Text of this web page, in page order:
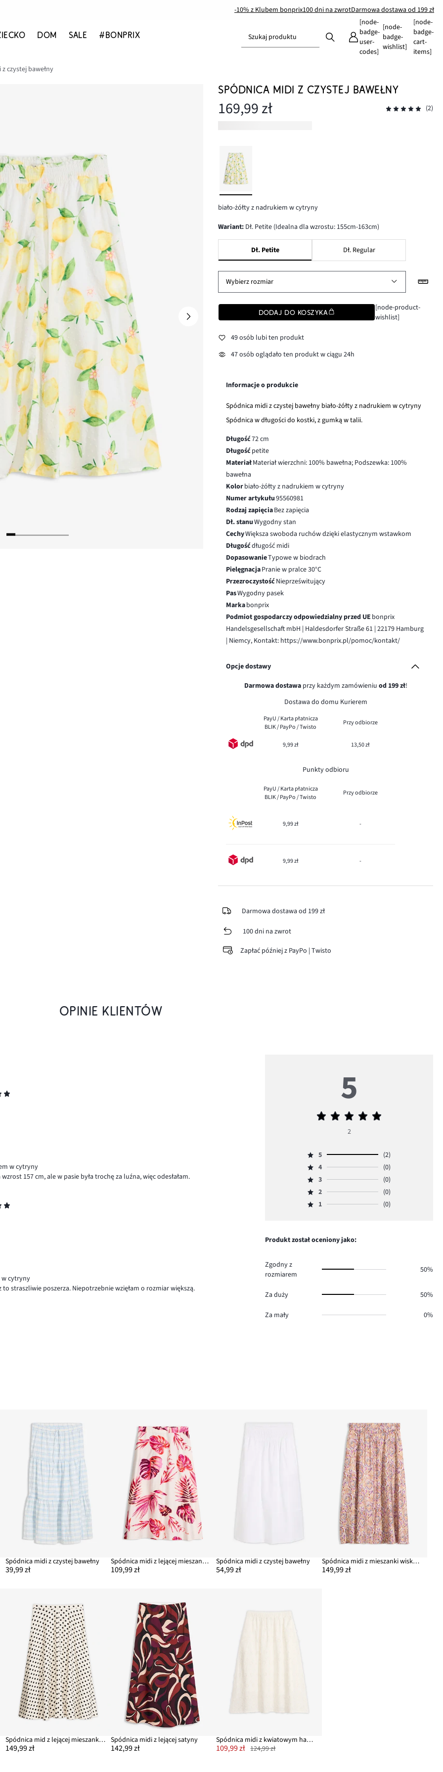
-10% z Klubem bonprix100 dni na zwrotDarmowa dostawa od 199 zł
DOM SALE #BONPRIX Szukaj produktu
[node-
badge-
user-
codes]
[node-
badge-
wishlist]
[node-
badge-
cart-
items]
czystej bawełny
SPÓDNICA MIDI Z CZYSTEJ BAWEŁNY
169,99 zł (2)
biało-żółty z nadrukiem w cytryny
wariant: Dł. Petite (Idealna dla wzrostu: 155cm-163cm)
Dł. Petite Dł. Regular
Wybierz rozmiar
DODAJ DO KOSZYKA
[node-product-
wishlist]
49 osób lubi ten produkt
47 osób oglądało ten produkt w ciągu 24h
Informacje o produkcie
Spódnica midi z czystej bawełny biało-żółty z nadrukiem w cytryny
Spódnica w długości do kostki, z gumką w talii.
Długość72 cm
Długośćpetite
MateriałMateriał wierzchni: 100% bawełna; Podszewka: 100%
bawełna
Kolorbiało-żółty z nadrukiem w cytryny
Numer artykułu95560981
Rodzaj zapięciaBez zapięcia
Dł. stanuWygodny stan
CechyWiększa swoboda ruchów dzięki elastycznym wstawkom
Długośćdługość midi
DopasowanieTypowe w biodrach
PielęgnacjaPranie w pralce 30°C
PrzezroczystośćNieprześwitujący
PasWygodny pasek
Markabonprix
Podmiot gospodarczy odpowiedzialny przed UE bonprix
Handelsgesellschaft mbH | Haldesdorfer Straße 61 | 22179 Hamburg
| Niemcy, Kontakt: https://www.bonprix.pl/pomoc/kontakt/
Opcje dostawy
Darmowa dostawaprzy każdym zamówieniu od 199 zł!
Dostawa do domu Kurierem
PayU / Karta płatnicza
BLIK / PayPo / Twisto
Przy odbiorze
9,99 zł 13,50 zł
Punkty odbioru
PayU / Karta płatnicza
BLIK / PayPo / Twisto
Przy odbiorze
9,99 zł -
9,99 zł -
Darmowa dostawa od 199 zł
100 dni na zwrot
Zapłać później z PayPo | Twisto
OPINIE KLIENTÓW
w cytryny
157 cm, ale w pasie była trochę za luźna, więc odesłałam.
w cytryny
straszliwie poszerza. Niepotrzebnie wzięłam o rozmiar większą.
5
Średnia
5
2
Ocena
5,
ilość
głosów
5
(2)
Ocena
4,
ilość
głosów
4
(0)
Ocena
3,
ilość
3
(0)
Ocena
2,
0.
2
(0)
Ocena
głosów
1 (0)
Produkt został oceniony jako:
Zgodny z
rozmiarem
50%
Za duży 50%
Za mały 0%
Spódnica midi z czystej bawełny
39,99 zł
Spódnica midi z lejącej mieszanki wiskozy
109,99 zł
Spódnica midi z czystej bawełny
54,99 zł
Spódnica midi z mieszanki wiskozy
149,99 zł
Spódnica mid z lejącej mieszanki wiskozy
149,99 zł
Spódnica midi z lejącej satyny
142,99 zł
Spódnica midi z kwiatowym haftem
109,99 zł 124,99 zł